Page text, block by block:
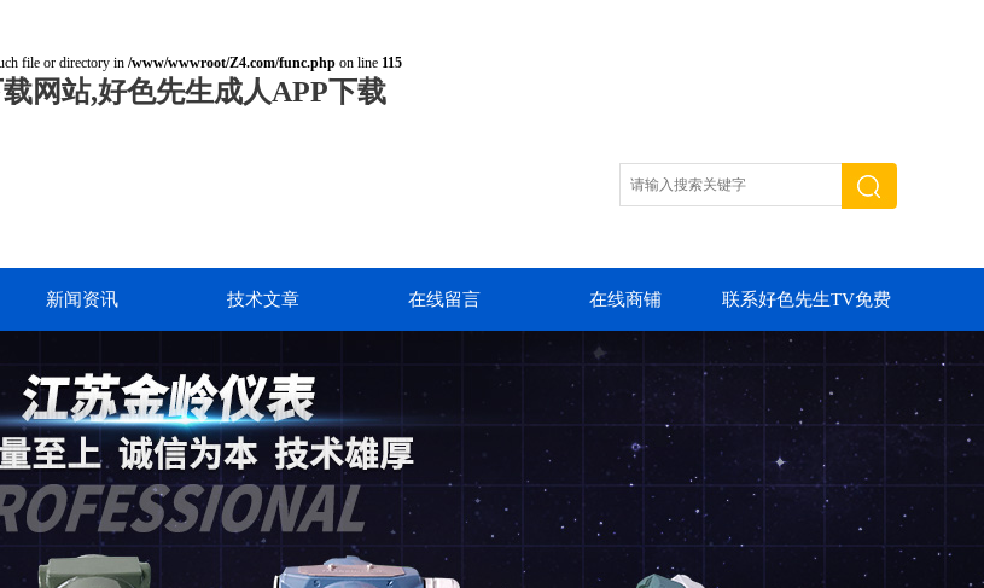
file or directory in /www/wwwroot/Z4.com/func.php on line 115
网站,好色先生成人APP下载
新闻资讯 技术文章 在线留言 在线商铺 联系好色先生TV免费
下载